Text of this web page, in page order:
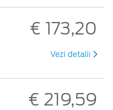
€ 173,20
Vezi detalii
€ 219,59